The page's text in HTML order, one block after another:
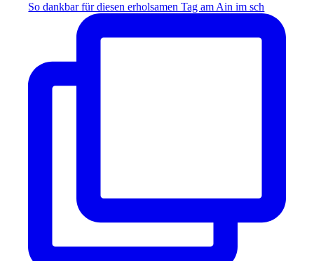
So dankbar für diesen erholsamen Tag am Ain im sch